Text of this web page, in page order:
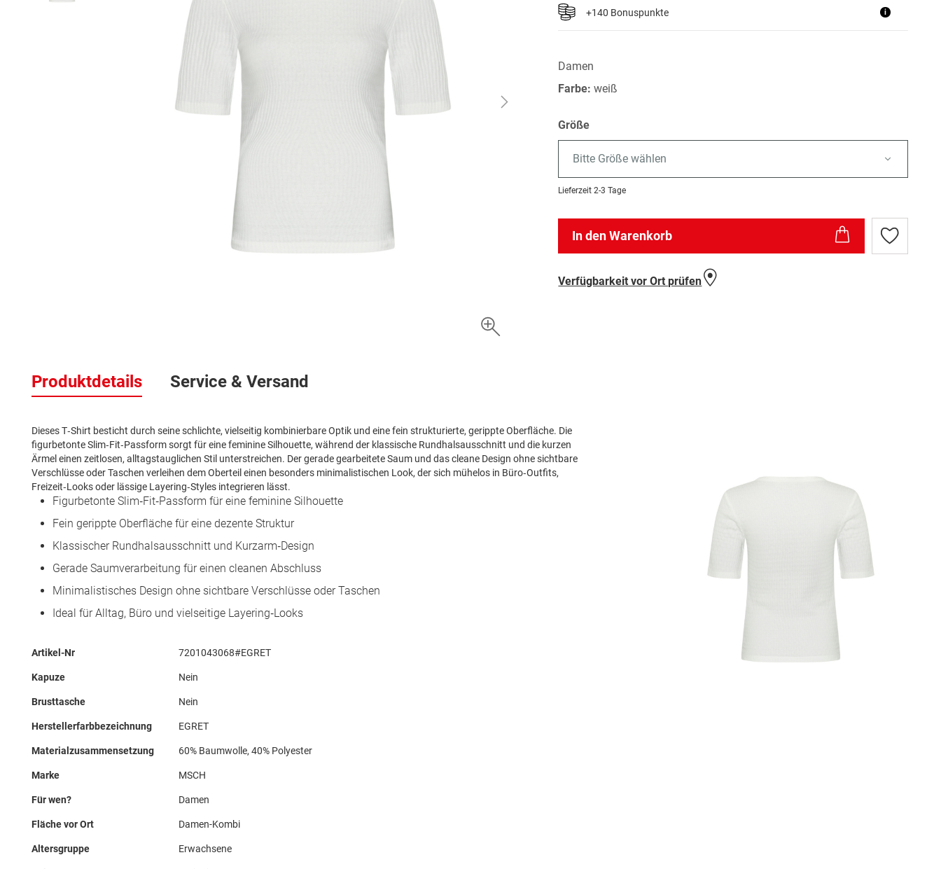
der
Bildergalerie
+140 Bonuspunkte i
Damen
Farbe:weiß
Größe
Bitte Größe wählen
Lieferzeit 2-3 Tage
In den Warenkorb
Zur
Wunschliste
Verfügbarkeit vor Ort prüfen
Produktdetails
Dieses T‑Shirt besticht durch seine schlichte, vielseitig kombinierbare Optik und eine fein strukturierte, gerippte Oberfläche. Die
figurbetonte Slim‑Fit‑Passform sorgt für eine feminine Silhouette, während der klassische Rundhalsausschnitt und die kurzen
Ärmel einen zeitlosen, alltagstauglichen Stil unterstreichen. Der gerade gearbeitete Saum und das cleane Design ohne sichtbare
Verschlüsse oder Taschen verleihen dem Oberteil einen besonders minimalistischen Look, der sich mühelos in Büro‑Outfits,
Freizeit‑Looks oder lässige Layering‑Styles integrieren lässt.
Figurbetonte Slim‑Fit‑Passform für eine feminine Silhouette
Fein gerippte Oberfläche für eine dezente Struktur
Klassischer Rundhalsausschnitt und Kurzarm‑Design
Gerade Saumverarbeitung für einen cleanen Abschluss
Minimalistisches Design ohne sichtbare Verschlüsse oder Taschen
Ideal für Alltag, Büro und vielseitige Layering‑Looks
Mehr
Artikel-Nr 7201043068#EGRET
Kapuze Nein
Brusttasche Nein
Herstellerfarbbezeichnung EGRET
Materialzusammensetzung 60% Baumwolle, 40% Polyester
Marke MSCH
Für wen? Damen
Fläche vor Ort Damen-Kombi
Altersgruppe Erwachsene
Service & Versand